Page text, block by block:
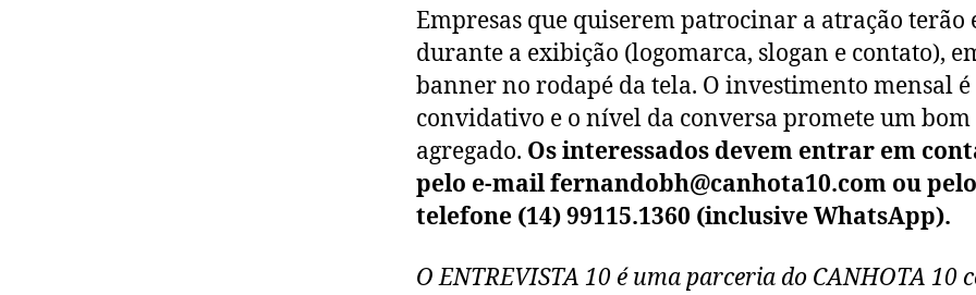
Empresas que quiserem patrocinar a atração terão
durante a exibição (logomarca, slogan e contato),
banner no rodapé da tela. O investimento mensal é
convidativo e o nível da conversa promete um
agregado. Os interessados devem entrar em
pelo e-mail fernandobh@canhota10.com ou pelo
telefone (14) 99115.1360 (inclusive WhatsApp).
O ENTREVISTA 10 é uma parceria do CANHOTA 10